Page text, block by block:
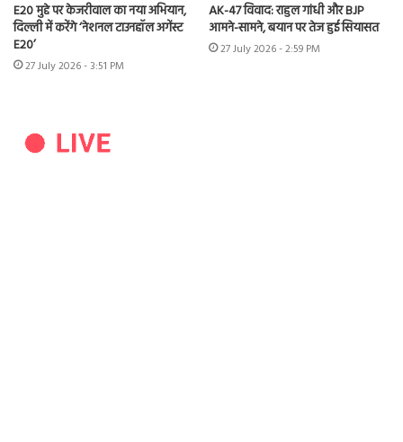
E20 मुद्दे पर केजरीवाल का नया अभियान,
दिल्ली में करेंगे ‘नेशनल टाउनहॉल अगेंस्ट
E20’
27 July 2026 - 3:51 PM
AK-47 विवाद: राहुल गांधी और BJP
आमने-सामने, बयान पर तेज हुई सियासत
27 July 2026 - 2:59 PM